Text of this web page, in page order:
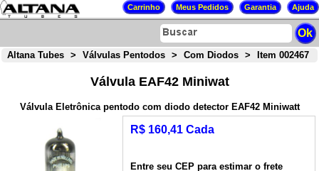
Altana Tubes > Válvulas Pentodos > Com Diodos > Item 002467
Válvula EAF42 Miniwat
Válvula Eletrônica pentodo com diodo detector EAF42 Miniwatt
R$ 160,41 Cada
Entre seu CEP para estimar o frete